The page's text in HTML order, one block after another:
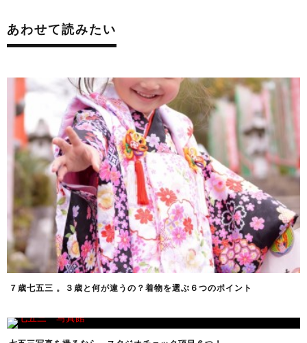
あわせて読みたい
７歳七五三 。３歳と何が違うの？着物を選ぶ６つのポイント